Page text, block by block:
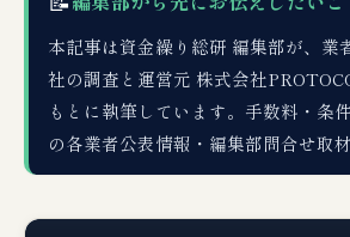
本記事は資金繰り総研 編集部が、業
社の調査と運営元 株式会社
もとに執筆しています。手数料・条
の各業者公表情報・編集部問合せ取